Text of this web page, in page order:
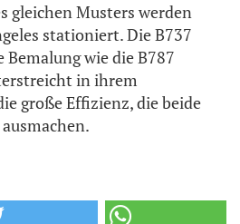
gleichen Musters werden
stationiert. Die B737
wie die B787
in ihrem
große Effizienz, die beide